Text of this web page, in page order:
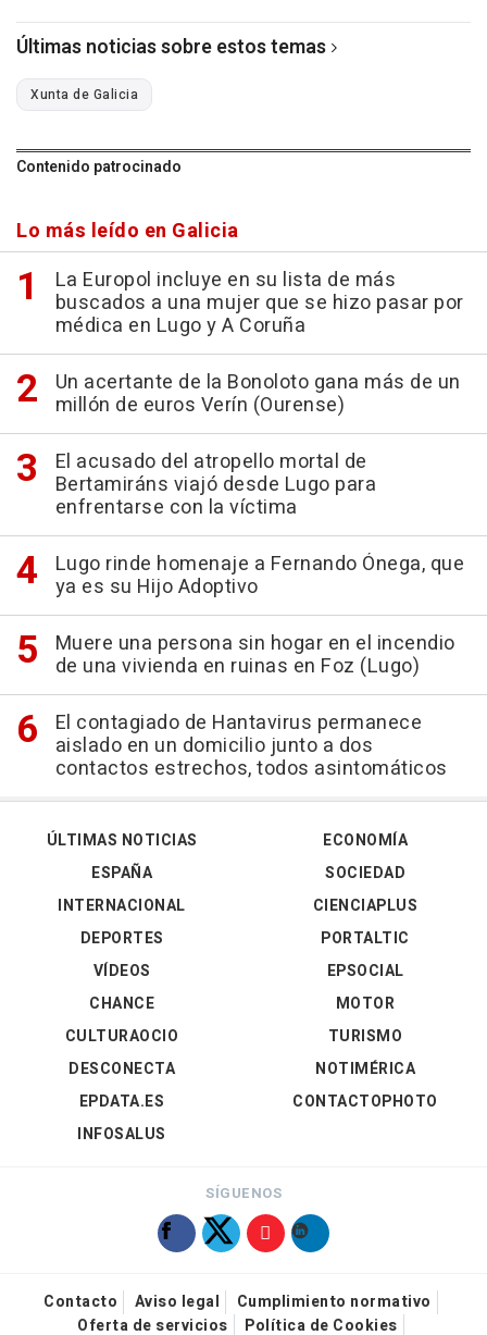
Últimas noticias sobre estos temas
Xunta de Galicia
Contenido patrocinado
Lo más leído en Galicia
La Europol incluye en su lista de más
buscados a una mujer que se hizo pasar por
médica en Lugo y A Coruña
Un acertante de la Bonoloto gana más de un
millón de euros Verín (Ourense)
El acusado del atropello mortal de
Bertamiráns viajó desde Lugo para
enfrentarse con la víctima
Lugo rinde homenaje a Fernando Ónega, que
ya es su Hijo Adoptivo
Muere una persona sin hogar en el incendio
de una vivienda en ruinas en Foz (Lugo)
El contagiado de Hantavirus permanece
aislado en un domicilio junto a dos
contactos estrechos, todos asintomáticos
ÚLTIMAS NOTICIAS
ESPAÑA
INTERNACIONAL
DEPORTES
VÍDEOS
ECONOMÍA
SOCIEDAD
CIENCIAPLUS
PORTALTIC
EPSOCIAL
CHANCE
CULTURAOCIO
DESCONECTA
EPDATA.ES
INFOSALUS
MOTOR
TURISMO
NOTIMÉRICA
CONTACTOPHOTO
SÍGUENOS
Contacto Aviso legal
Cumplimiento normativo
Oferta de servicios
Política de Cookies